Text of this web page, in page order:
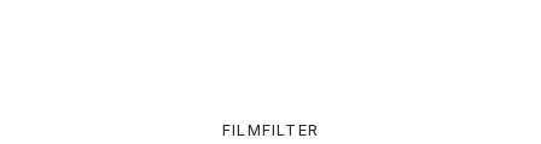
FILMFILTER